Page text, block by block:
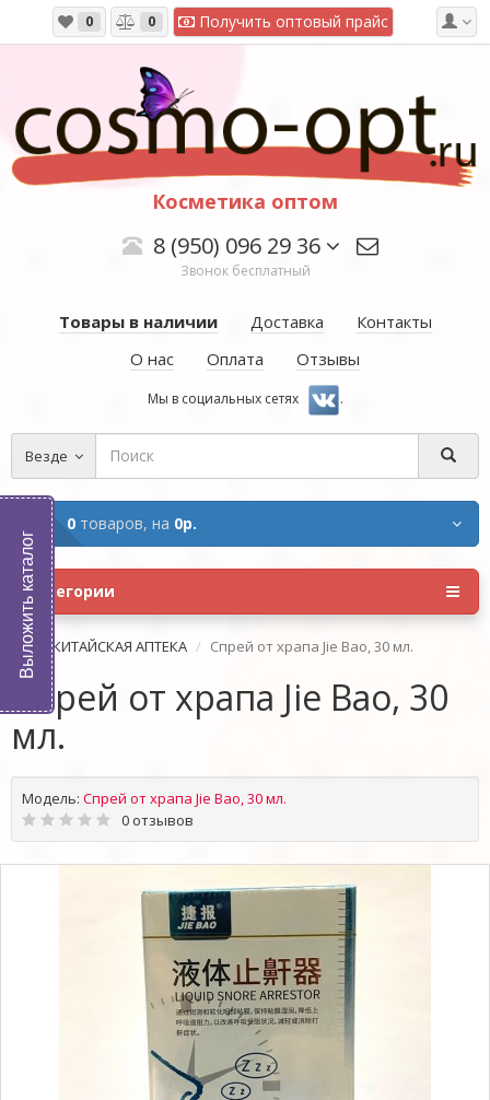
0 0 Получить оптовый прайс
Косметика оптом
8 (950) 096 29 36
Звонок бесплатный
Товары в наличии Доставка
Контакты
О нас
Оплата Отзывы
Мы в социальных сетях .
Везде
0 товаров, на 0р.
Категории
КИТАЙСКАЯ АПТЕКА Спрей от храпа Jie Bao, 30 мл.
Спрей от храпа Jie Bao, 30
мл.
Модель: Спрей от храпа Jie Bao, 30 мл.
0 отзывов
Выложить каталог